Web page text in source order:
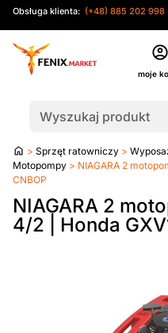
Obsługa klienta: (+48) 885 202 998
moje
Strona
główna
> Sprzęt ratowniczy >
Motopompy > NIAGARA 2
CNBOP
NIAGARA 2
4/2 | Honda